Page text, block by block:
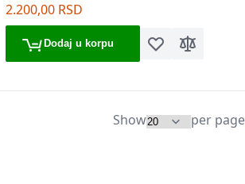
želja
za poređenje
drške)
2.200,00 RSD
Dodaj u korpu Dodaj u listu
Dodaj za
Show per page